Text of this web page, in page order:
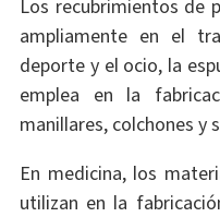
Los recubrimientos de
ampliamente en el
deporte y el ocio, la
emplea en la
manillares, colchones y
En medicina, los
utilizan en la